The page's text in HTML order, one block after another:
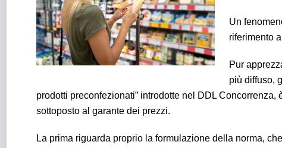
Un
riferimento
Pur
più diffuso,
prodotti preconfezionati” introdotte nel DDL
sottoposto al garante dei prezzi.
La prima riguarda proprio la formulazione della norma,